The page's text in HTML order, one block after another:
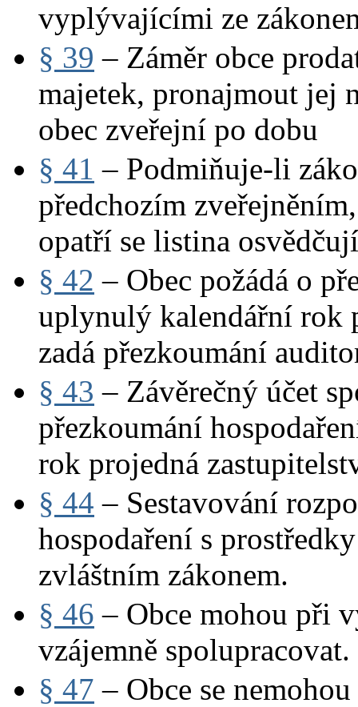
vyplývajícími ze
§ 39 – Záměr obce
majetek, pronajmout jej
obec zveřejní po dobu
§ 41 – Podmiňuje-li
předchozím
opatří se listina
§ 42 – Obec požádá o
uplynulý kalendářní rok
zadá přezkoumání
§ 43 – Závěrečný účet
přezkoumání
rok projedná
§ 44 – Sestavování
hospodaření s
zvláštním zákonem.
§ 46 – Obce mohou při
vzájemně spolupracovat.
§ 47 – Obce se